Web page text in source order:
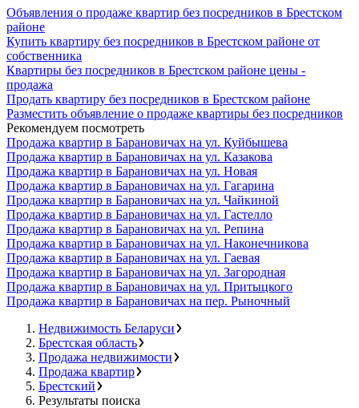
Объявления о продаже квартир без посредников в Брестском
районе
Купить квартиру без посредников в Брестском районе от
собственника
Квартиры без посредников в Брестском районе цены -
продажа
Продать квартиру без посредников в Брестском районе
Разместить объявление о продаже квартиры без посредников
Рекомендуем посмотреть
Продажа квартир в Барановичах на ул. Куйбышева
Продажа квартир в Барановичах на ул. Казакова
Продажа квартир в Барановичах на ул. Новая
Продажа квартир в Барановичах на ул. Гагарина
Продажа квартир в Барановичах на ул. Чайкиной
Продажа квартир в Барановичах на ул. Гастелло
Продажа квартир в Барановичах на ул. Репина
Продажа квартир в Барановичах на ул. Наконечникова
Продажа квартир в Барановичах на ул. Гаевая
Продажа квартир в Барановичах на ул. Загородная
Продажа квартир в Барановичах на ул. Притыцкого
Продажа квартир в Барановичах на пер. Рыночный
Недвижимость Беларуси
Брестская область
Продажа недвижимости
Продажа квартир
Брестский
Результаты поиска